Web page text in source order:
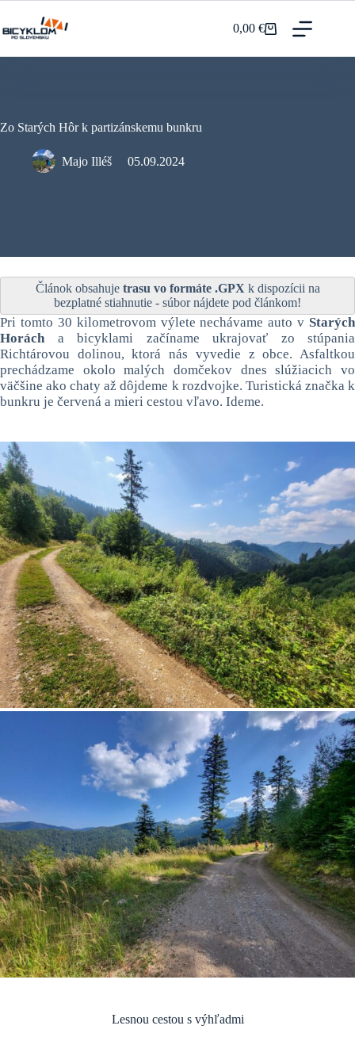
obsah
Nákupný
0,00€
Zo Starých Hôr k partizánskemu bunkru
Majo Illéš 05.09.2024
Článok obsahuje trasu vo formáte .GPX k dispozícii na
bezplatné stiahnutie - súbor nájdete pod článkom!
Pri tomto 30 kilometrovom výlete nechávame auto v Starých
Horách a bicyklami začíname ukrajovať zo stúpania
Richtárovou dolinou, ktorá nás vyvedie z obce. Asfaltkou
prechádzame okolo malých domčekov dnes slúžiacich vo
väčšine ako chaty až dôjdeme k rozdvojke. Turistická značka k
bunkru je červená a mieri cestou vľavo. Ideme.
Lesnou cestou s výhľadmi